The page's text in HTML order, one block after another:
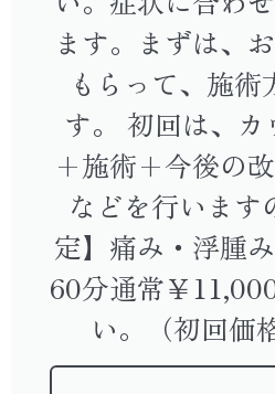
ます。まずは、
もらって、施術
す。 初回は、
+施術+今後の
などを行います
定】痛み・浮腫
60分通常￥
い。（初回価